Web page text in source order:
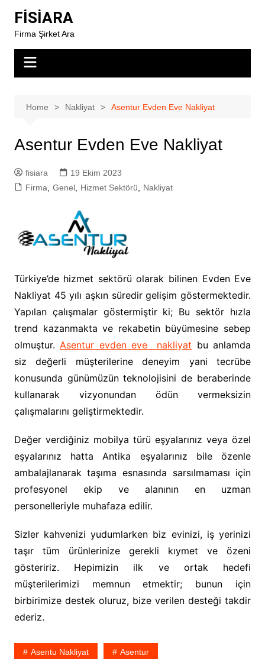
content
FİSİARA
Firma Şirket Ara
Home Nakliyat Asentur Evden Eve Nakliyat
Asentur Evden Eve Nakliyat
fisiara
19 Ekim 2023
Firma
Genel, Hizmet Sektörü Nakliyat
Türkiye’de hizmet sektörü olarak bilinen Evden Eve
Nakliyat 45 yılı aşkın süredir gelişim göstermektedir.
Yapılan çalışmalar göstermiştir ki; Bu sektör hızla
trend kazanmakta ve rekabetin büyümesine sebep
olmuştur.Asentur evden eve nakliyat bu anlamda
siz değerli müşterilerine deneyim yani tecrübe
konusunda günümüzün teknolojisini de beraberinde
kullanarak vizyonundan ödün vermeksizin
çalışmalarını geliştirmektedir.
Değer verdiğiniz mobilya türü eşyalarınız veya özel
eşyalarınız hatta Antika eşyalarınız bile özenle
ambalajlanarak taşıma esnasında sarsılmaması için
profesyonel ekip ve alanının en uzman
personelleriyle muhafaza edilir.
Sizler kahvenizi yudumlarken biz evinizi, iş yerinizi
taşır tüm ürünlerinize gerekli kıymet ve özeni
gösteririz. Hepimizin ilk ve ortak hedefi
müşterilerimizi memnun etmektir; bunun için
birbirimize destek oluruz, bize verilen desteği takdir
ederiz.
Asentu Nakliyat Asentur